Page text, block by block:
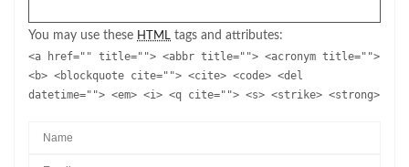
You may use these HTML tags and attributes:
<a href="" title=""> <abbr title=""> <acronym title="">
<b> <blockquote cite=""> <cite> <code> <del
datetime=""> <em> <i> <q cite=""> <s> <strike> <strong>